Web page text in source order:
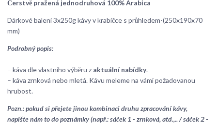
Čerstvě pražená jednodruhová 100% Arabica
Dárkové balení 3x250g kávy v krabičce s průhledem-(250x190x70
mm)
Podrobný popis:
– káva dle vlastního výběru z aktuální nabídky.
– káva zrnková nebo mletá. Kávu meleme na vámi požadovanou
hrubost.
Pozn.: pokud si přejete jinou kombinaci druhu zpracování kávy,
napište nám to do poznámky (např.: sáček 1 - zrnková, atd.,.. / sáček 2 -